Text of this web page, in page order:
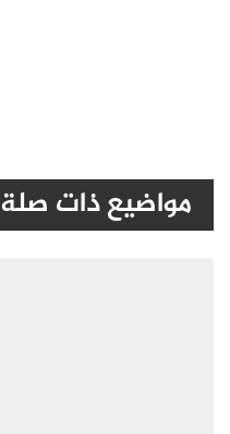
مواضيع ذات صلة